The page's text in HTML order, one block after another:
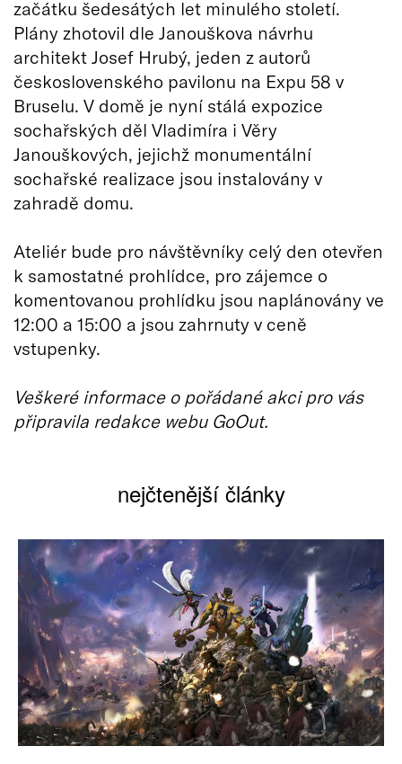
začátku šedesátých let minulého století.
Plány zhotovil dle Janouškova návrhu
architekt Josef Hrubý, jeden z autorů
československého pavilonu na Expu 58 v
Bruselu. V domě je nyní stálá expozice
sochařských děl Vladimíra i Věry
Janouškových, jejichž monumentální
sochařské realizace jsou instalovány v
zahradě domu.
Ateliér bude pro návštěvníky celý den otevřen
k samostatné prohlídce, pro zájemce o
komentovanou prohlídku jsou naplánovány ve
12:00 a 15:00 a jsou zahrnuty v ceně
vstupenky.
Veškeré informace o pořádané akci pro vás
připravila redakce webu GoOut.
nejčtenější články